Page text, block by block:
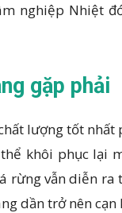
nghiệp Nhiệt
gặp phải
lượng tốt
khôi phục lại
rừng vẫn diễn
dần trở nên